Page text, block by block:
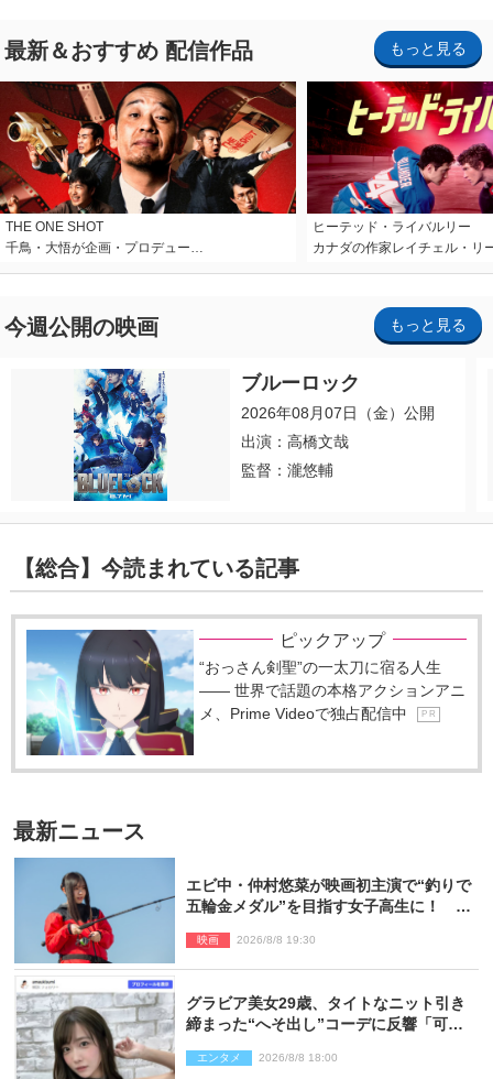
最新＆おすすめ 配信作品 もっと見る
THE ONE SHOT
千鳥・大悟が企画・プロデュー…
ヒーテッド・ライバルリー
カナダの作家レイチェル・リ
今週公開の映画 もっと見る
ブルーロック
2026年08月07日（金）公開
出演：高橋文哉
監督：瀧悠輔
【総合】今読まれている記事
ピックアップ
“おっさん剣聖”の一太刀に宿る人生
―― 世界で話題の本格アクションアニ
メ、Prime Videoで独占配信中
P R
最新ニュース
エビ中・仲村悠菜が映画初主演で“釣りで
五輪金メダル”を目指す女子高生に！ 映
映画 2026/8/8 19:30
グラビア美女29歳、タイトなニット引き
締まった“へそ出し”コーデに反響「可愛
エンタメ 2026/8/8 18:00